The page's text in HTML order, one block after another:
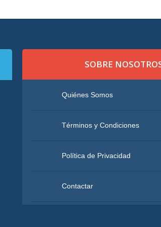
SOBRE
Quiénes Somos
Términos y Condiciones
Política de Privacidad
Contactar